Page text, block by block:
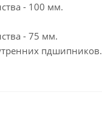
- 100 мм.
- 75 мм.
пдшипников.